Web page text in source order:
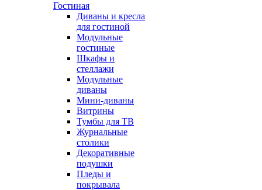
Гостиная
Диваны и кресла
для гостиной
Модульные
гостиные
Шкафы и
стеллажи
Модульные
диваны
Мини-диваны
Витрины
Тумбы для ТВ
Журнальные
столики
Декоративные
подушки
Пледы и
покрывала